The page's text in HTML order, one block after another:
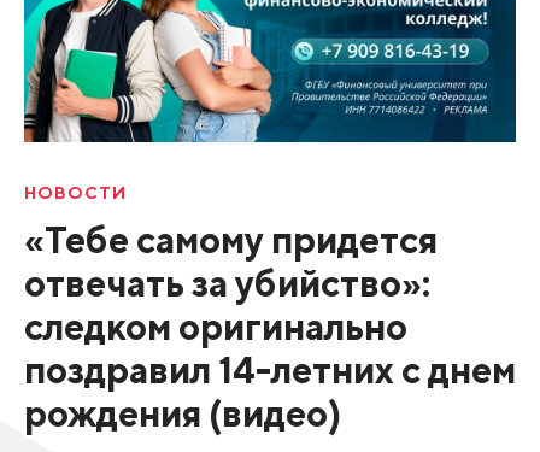
НОВОСТИ
«Тебе самому придется
отвечать за убийство»:
следком оригинально
поздравил 14-летних с днем
рождения (видео)